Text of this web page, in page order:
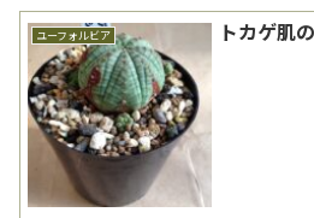
ユーフォルビア トカゲ肌